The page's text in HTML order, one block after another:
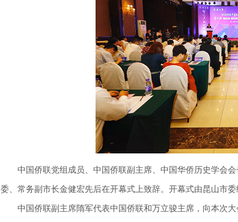
中国侨联党组成员、中国侨联副主席、中国华侨历史学会
委、常务副市长金健宏先后在开幕式上致辞。开幕式由昆山市委
中国侨联副主席隋军代表中国侨联和万立骏主席，向本次